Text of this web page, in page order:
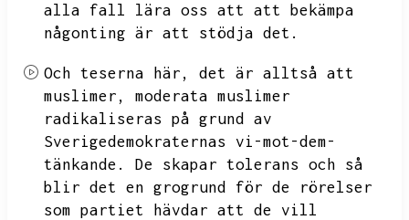
alla fall lära oss att att bekämpa
någonting är att stödja det.
Och teserna här,
det är alltså att
muslimer,
moderata muslimer
radikaliseras på grund av
Sverigedemokraternas vi-mot-dem-
tänkande.
De skapar tolerans och så
blir det en grogrund för de rörelser
som partiet hävdar att de vill